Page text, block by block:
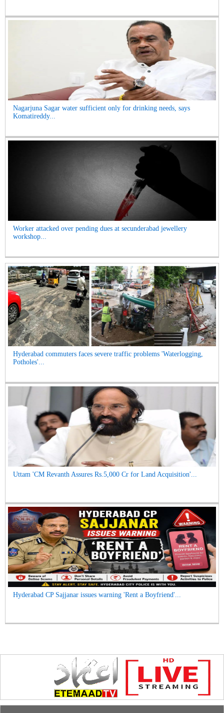
Nagarjuna Sagar water sufficient only for drinking needs, says
Komatireddy...
Worker attacked over pending dues at secunderabad jewellery
workshop...
Hyderabad commuters faces severe traffic problems 'Waterlogging,
Potholes'...
Uttam 'CM Revanth Assures Rs.5,000 Cr for Land Acquisition'...
Hyderabad CP Sajjanar issues warning 'Rent a Boyfriend'...